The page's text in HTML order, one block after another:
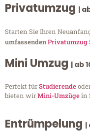
Privatumzug |
Starten Sie Ihren
umfassendenPrivatumzug
Mini Umzug | ab
Perfekt fürStudierende
bieten wirMini-Umzügein
Entrümpelung |